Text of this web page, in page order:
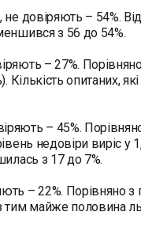
не довіряють – 54%.
з 56 до 54%.
– 27%.
опитаних,
– 45%.
недовіри виріс у
з 17 до 7%.
– 22%. Порівняно
майже половина